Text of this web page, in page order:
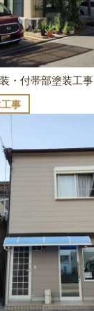
・付帯部塗装工事
事